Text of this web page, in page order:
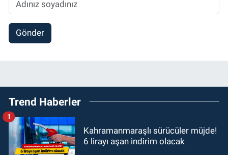
Gönder
Trend Haberler
Kahramanmaraşlı sürücüler müjde!
6 lirayı aşan indirim olacak
1